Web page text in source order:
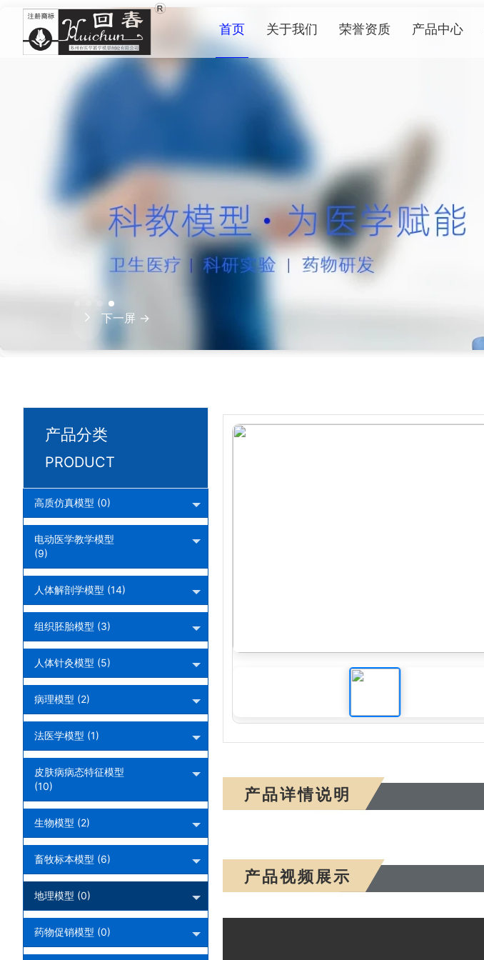
首页 关于我们 荣誉资质 产品中心
下一屏 →
产品详情说明
产品视频展示
产品分类
PRODUCT
高质仿真模型 (0)
电动医学教学模型
(9)
人体解剖学模型 (14)
组织胚胎模型 (3)
人体针灸模型 (5)
病理模型 (2)
法医学模型 (1)
皮肤病病态特征模型
(10)
生物模型 (2)
畜牧标本模型 (6)
地理模型 (0)
药物促销模型 (0)